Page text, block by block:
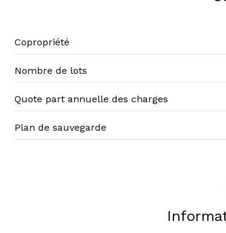
balcon
accès handicapé
Copropriété
Nombre de lots
Quote part annuelle des charges
Plan de sauvegarde